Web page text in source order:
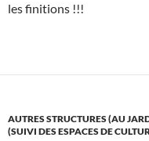
les finitions !!!
AUTRES STRUCTURES (AU
(SUIVI DES ESPACES DE